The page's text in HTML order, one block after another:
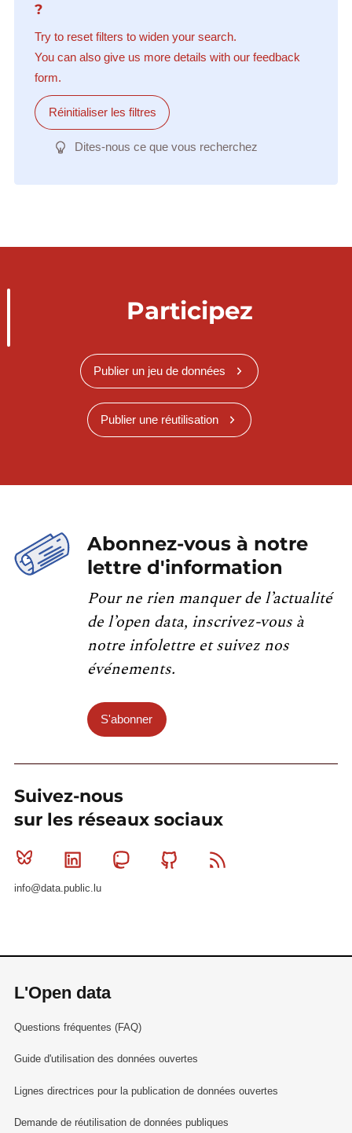
?
Try to reset filters to widen your search.
You can also give us more details with our feedback
form.
Réinitialiser les filtres
Dites-nous ce que vous recherchez
Participez
Publier un jeu de données
Publier une réutilisation
Abonnez-vous à notre
lettre d'information
Pour ne rien manquer de l’actualité
de l’open data, inscrivez-vous à
notre infolettre et suivez nos
événements.
S'abonner
Suivez-nous
sur les réseaux sociaux
Bluesky Linkedin MastodonGithub
info@data.public.lu
L'Open data
Questions fréquentes (FAQ)
Guide d'utilisation des données ouvertes
Lignes directrices pour la publication de données ouvertes
Demande de réutilisation de données publiques